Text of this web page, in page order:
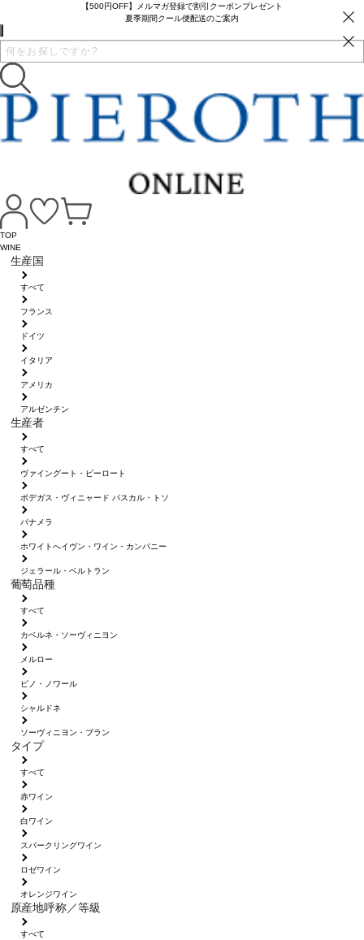
【500円OFF】メルマガ登録で割引クーポンプレゼント
夏季期間クール便配送のご案内
TOP
WINE
生産国
すべて
フランス
ドイツ
イタリア
アメリカ
アルゼンチン
生産者
すべて
ヴァイングート・ピーロート
ボデガス・ヴィニャード パスカル・トソ
パナメラ
ホワイトへイヴン・ワイン・カンパニー
ジェラール・ベルトラン
葡萄品種
すべて
カベルネ・ソーヴィニヨン
メルロー
ピノ・ノワール
シャルドネ
ソーヴィニヨン・ブラン
タイプ
すべて
赤ワイン
白ワイン
スパークリングワイン
ロゼワイン
オレンジワイン
原産地呼称／等級
すべて